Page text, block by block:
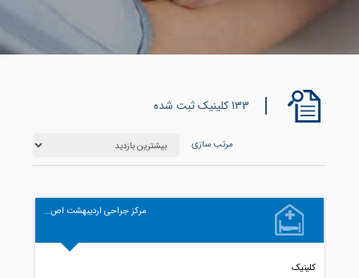
133 کلینیک ثبت شده
مرتب سازی
مرکز جراحی اردیبهشت اص...
کلینیک